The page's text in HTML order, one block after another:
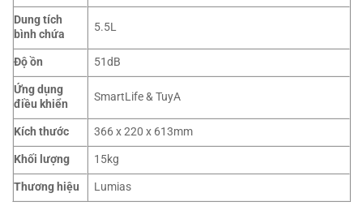
Dung tích
bình chứa
5.5L
Độ ồn
51dB
Ứng dụng
điều khiển
SmartLife & TuyA
Kích thước
366 x 220 x 613mm
Khối lượng
15kg
Thương hiệu
Lumias